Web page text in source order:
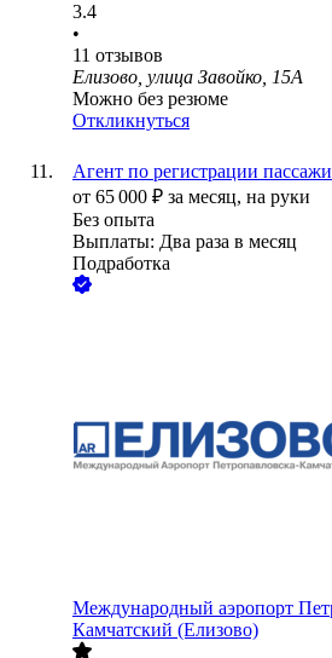
3.4
•
11 отзывов
Елизово, улица Завойко, 15А
Можно без резюме
Откликнуться
Агент по регистрации
от 65 000 ₽ за месяц, на руки
Без опыта
Выплаты: Два раза в месяц
Подработка
Международный аэропорт
Камчатский (Елизово)